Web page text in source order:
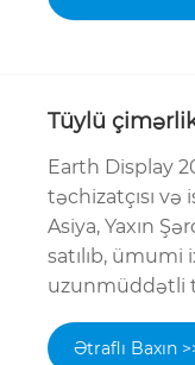
Tüylü
Earth Display
təchizatçısı və
Asiya, Yaxın
satılıb,
uzunmüddətli
Ətraflı Baxın